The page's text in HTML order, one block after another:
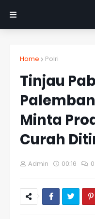
Home Polri
Tinjau
Minta
Curah
Admin 00:16